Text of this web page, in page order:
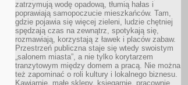
zatrzymują wodę opadową, tłumią hałas i
poprawiają samopoczucie mieszkańców. Tam,
gdzie pojawia się więcej zieleni, ludzie chętniej
spędzają czas na zewnątrz, spotykają się,
rozmawiają, korzystają z ławek i placów zabaw.
Przestrzeń publiczna staje się wtedy swoistym
„salonem miasta”, a nie tylko korytarzem
tranzytowym między domem a pracą. Nie można
też zapominać o roli kultury i lokalnego biznesu.
Kawiarnie, małe sklepy, księgarnie, pracownie